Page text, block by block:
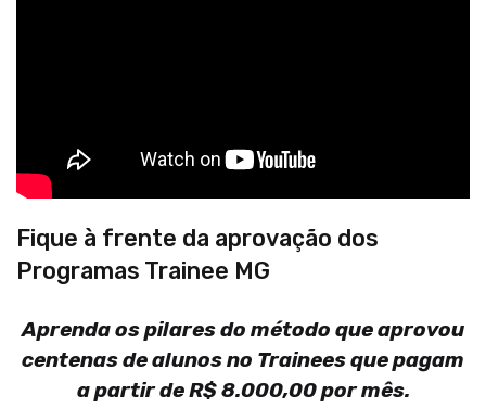
Fique à frente da aprovação dos
Programas Trainee MG
Aprenda os pilares do método que aprovou
centenas de alunos no Trainees que pagam
a partir de R$ 8.000,00 por mês.